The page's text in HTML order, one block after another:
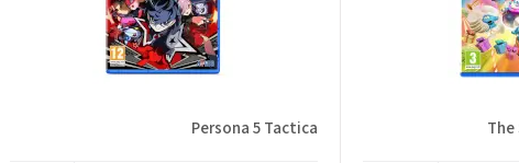
The
Persona 5 Tactica